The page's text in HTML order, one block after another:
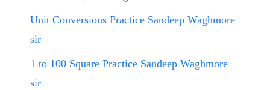
Unit Conversions Practice Sandeep Waghmore
sir
1 to 100 Square Practice Sandeep Waghmore
sir